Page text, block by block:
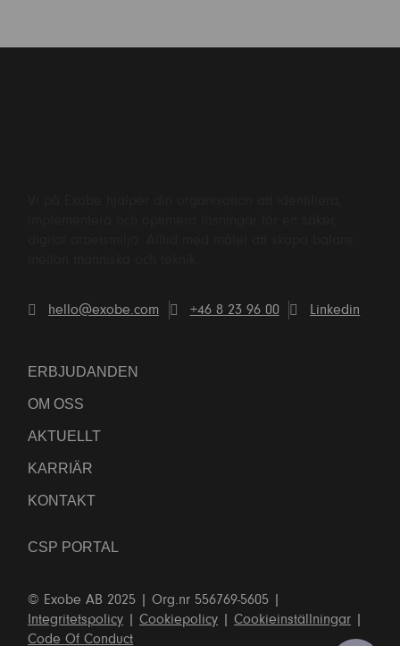
hello@exobe.com +46 8 23 96 00 Linkedin
ERBJUDANDEN
OM OSS
AKTUELLT
KARRIÄR
KONTAKT
CSP PORTAL
© Exobe AB 2025 | Org.nr 556769-5605 |
Integritetspolicy |Cookiepolicy |Cookieinställningar
Code Of Conduct
TVEKA INTE ATT KONTAKTA OSS!
RING OSS: +46 8 23 96 00